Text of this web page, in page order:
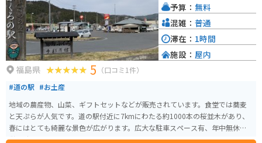
福島県 5 （口コミ1件）
#道の駅 #お土産
地域の農産物、山菜、ギフトセットなどが販売されています。食堂では蕎麦
と天ぷらが人気です。道の駅付近に7kmにわたる約1000本の桜並木があり、
春にはとても綺麗な景色が広がります。広大な駐車スペース有、年中無休、
営業時間は9:00～18:00です。
予算： 無料
混雑： 普通
滞在： 1時間
施設： 屋内